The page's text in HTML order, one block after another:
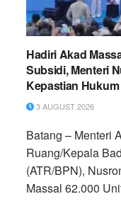
Hadiri Akad
Subsidi, Menteri
Kepastian
3 AUGUST 2026
Batang – Menteri
Ruang/Kepala
(ATR/BPN),
Massal 62.000